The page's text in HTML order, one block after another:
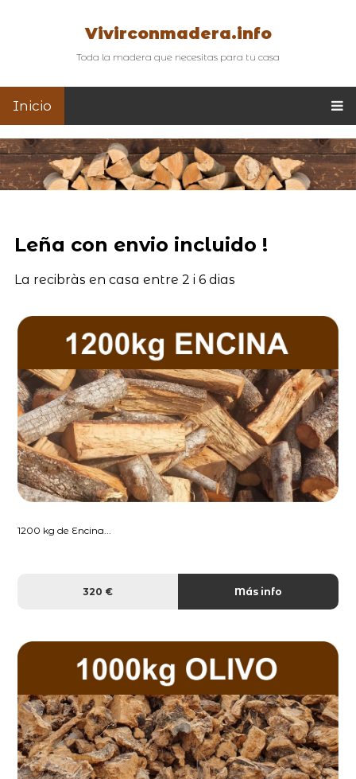
Vivirconmadera.info
Toda la madera que necesitas para tu casa
Inicio
Leña con envio incluido !
La recibràs en casa entre 2 i 6 dias
1200 kg de Encina...
320 € Más info